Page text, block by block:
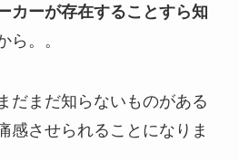
カーが存在することすら知
ら。。
だまだ知らないものがある
感させられることになりま